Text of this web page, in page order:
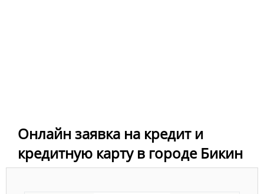
Онлайн заявка на кредит и
кредитную карту в городе Бикин